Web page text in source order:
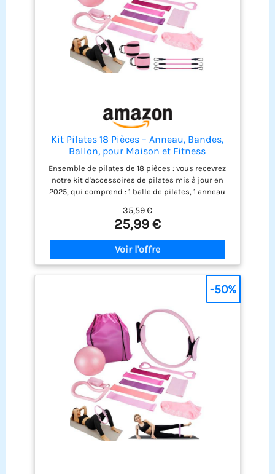
sûre, empêchant les
glissements et les
chutes pendant les
entraînements. Design
compact : facilement
portable et peu
Kit Pilates 18 Pièces – Anneau, Bandes,
Ballon, pour Maison et Fitness
Ensemble de pilates de 18 pièces : vous recevrez
notre kit d'accessoires de pilates mis à jour en
2025, qui comprend : 1 balle de pilates, 1 anneau
sangles de pied, 1 bande de résistance à huit
bandes de résistance, une paire de chaussettes
antidérapantes, 1 entraîneur de bras et 1 sac de
rangement. Cet ensemble de pilates est le cadeau
parfait pour les amateurs de fitness. Matériaux de
haute qualité : l'ensemble de bagues de pilates
est fabriqué à partir de matériaux durables de
haute qualité, offrant une résistance optimale. Le
ballon de yoga et les bandes élastiques sont
fabriqués en matériau TPE respectueux de
l'environnement, doux pour la peau, sans odeur et
antidérapant, ce qui garantit un entraînement sûr
et efficace. Les anneaux de Pilates et de yoga sont
robustes et durables et conservent leur fonction
même en cas d'utilisation prolongée.
Entraînement complet du corps polyvalent : notre
kit de base Pilates pour femme comprend divers
accessoires de pilates et convient pour le Pilates,
le yoga, les étirements et la musculation. Il
renforce parfaitement les muscles de l'abdomen,
35,59 €
25,99 €
-50%